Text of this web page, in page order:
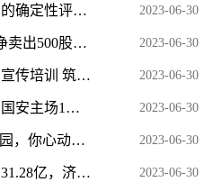
投资回收期法是一种常见的确定性评价方法_投资回收期-天天速看料 2023-06-30
三维股份：6月29日融券净卖出500股，连续3日累计净卖出1.14万股 2023-06-30
南京浦口市场监管：落实宣传培训 筑牢安全防线|世界信息 2023-06-30
江苏小伙方昊破门，北京国安主场1：2不敌上海海港 2023-06-30
“绿”镜下的祁连山国家公园，你心动了吗 2023-06-30
全球热消息：离大谱了，31.28亿，济南土地被疯抢，系统竟崩了 2023-06-30